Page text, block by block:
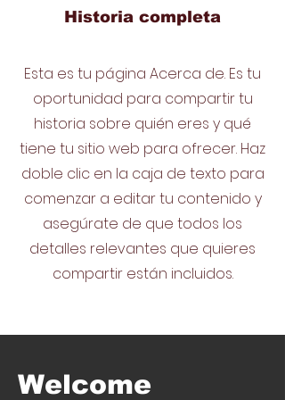
Historia completa
Esta es tu página Acerca de. Es tu
oportunidad para compartir tu
historia sobre quién eres y qué
tiene tu sitio web para ofrecer. Haz
doble clic en la caja de texto para
comenzar a editar tu contenido y
asegúrate de que todos los
detalles relevantes que quieres
compartir están incluidos.
Welcome